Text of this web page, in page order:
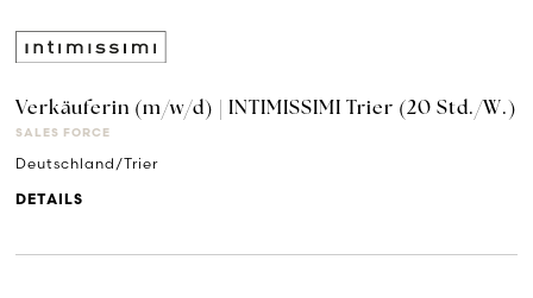
Verkäuferin (m/w/d) | INTIMISSIMI Trier (20 Std./W.)
SALES FORCE
Deutschland/Trier
DETAILS